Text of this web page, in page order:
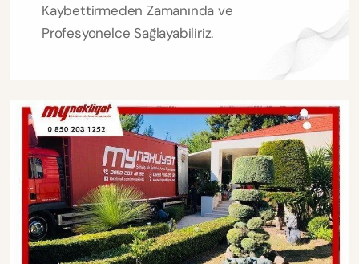
Kaybettirmeden Zamanında ve
Profesyonelce Sağlayabiliriz.